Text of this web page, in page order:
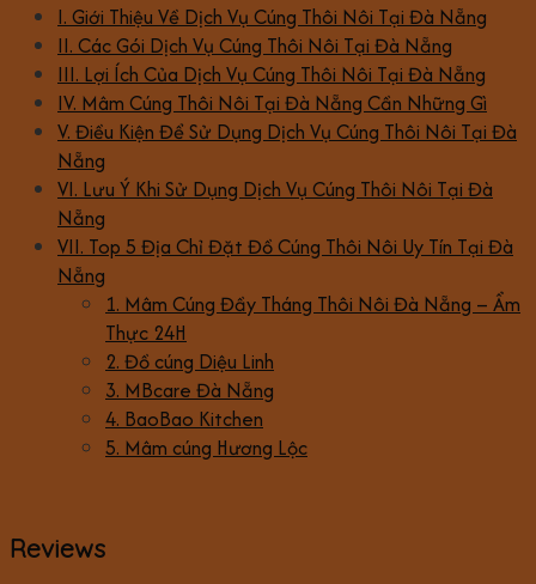
I. Giới Thiệu Về Dịch Vụ Cúng Thôi Nôi Tại Đà Nẵng
II. Các Gói Dịch Vụ Cúng Thôi Nôi Tại Đà Nẵng
III. Lợi Ích Của Dịch Vụ Cúng Thôi Nôi Tại Đà Nẵng
IV. Mâm Cúng Thôi Nôi Tại Đà Nẵng Cần Những Gì
V. Điều Kiện Để Sử Dụng Dịch Vụ Cúng Thôi Nôi Tại Đà
Nẵng
VI. Lưu Ý Khi Sử Dụng Dịch Vụ Cúng Thôi Nôi Tại Đà
Nẵng
VII. Top 5 Địa Chỉ Đặt Đồ Cúng Thôi Nôi Uy Tín Tại Đà
Nẵng
1. Mâm Cúng Đầy Tháng Thôi Nôi Đà Nẵng – Ẩm
Thực 24H
2. Đồ cúng Diệu Linh
3. MBcare Đà Nẵng
4. BaoBao Kitchen
5. Mâm cúng Hương Lộc
Reviews